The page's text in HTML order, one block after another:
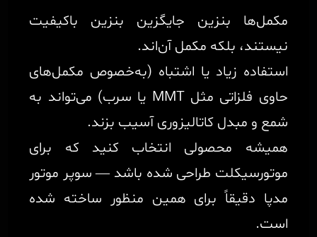
مکمل‌ها بنزین جایگزین بنزین باکیفیت
نیستند، بلکه مکمل آن‌اند.
استفاده زیاد یا اشتباه (به‌خصوص مکمل‌های
حاوی فلزاتی مثل MMT یا سرب) می‌تواند به
شمع و مبدل کاتالیزوری آسیب بزند.
همیشه محصولی انتخاب کنید که برای
موتورسیکلت طراحی شده باشد — سوپر موتور
مدپا دقیقاً برای همین منظور ساخته شده
است.